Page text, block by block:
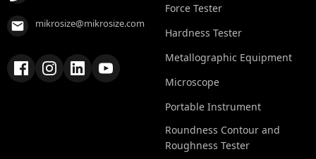
mikrosize@mikrosize.com
Force Tester
Hardness Tester
Metallographic Equipment
Microscope
Portable Instrument
Roundness Contour and
Roughness Tester